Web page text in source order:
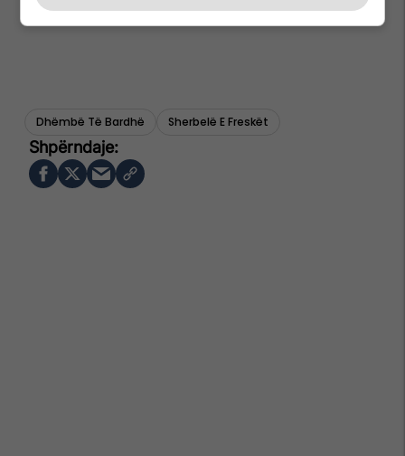
Dhëmbë Të Bardhë Sherbelë E Freskët